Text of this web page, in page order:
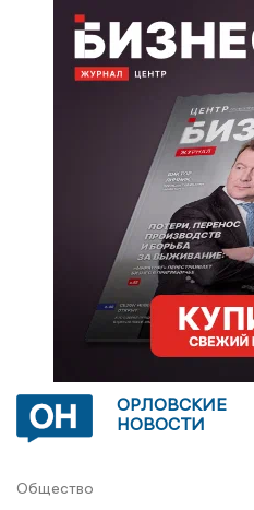
ОРЛОВСКИЕ
НОВОСТИ
Общество